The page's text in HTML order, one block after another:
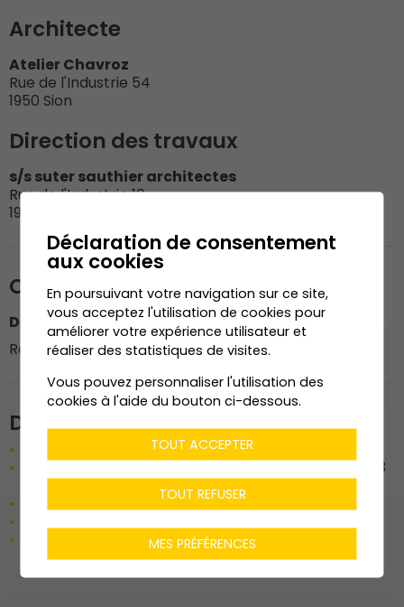
Architecte
Atelier Chavroz
Rue de l'Industrie 54
1950 Sion
Direction des travaux
s/s suter sauthier architectes
Rue de l'Industrie 10
1950 Sion
Organisation du chantier
Dénériaz Construction Bois SA
Responsable du chantier : M. Pierre-Antoine Dussez
Description de l'ouvrage
Fenêtres et portes-fenêtres en bois-métal
Revêtement parois en bois (en lames contrecollé 3
plis sapin peint)
Faux plafond en lames (divers locaux)
Mobilier (armoires, rangements sous scène,
agencement bar, plancher scène, etc)
Déclaration de consentement
aux cookies
En poursuivant votre navigation sur ce site,
vous acceptez l'utilisation de cookies pour
améliorer votre expérience utilisateur et
réaliser des statistiques de visites.
Vous pouvez personnaliser l'utilisation des
cookies à l'aide du bouton ci-dessous.
TOUT ACCEPTER
TOUT REFUSER
MES PRÉFÉRENCES